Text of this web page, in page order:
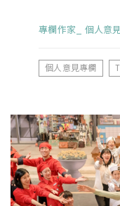
專欄作家_ 個人意見
個人意見專欄